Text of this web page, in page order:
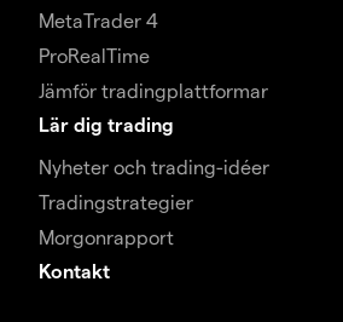
MetaTrader 4
ProRealTime
Jämför tradingplattformar
Lär dig trading
Nyheter och trading-idéer
Tradingstrategier
Morgonrapport
Kontakt